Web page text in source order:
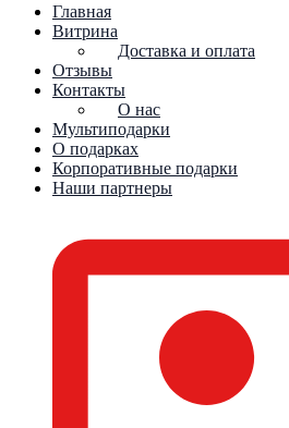
Главная
Витрина
Доставка и оплата
Отзывы
Контакты
О нас
Мультиподарки
О подарках
Корпоративные подарки
Наши партнеры